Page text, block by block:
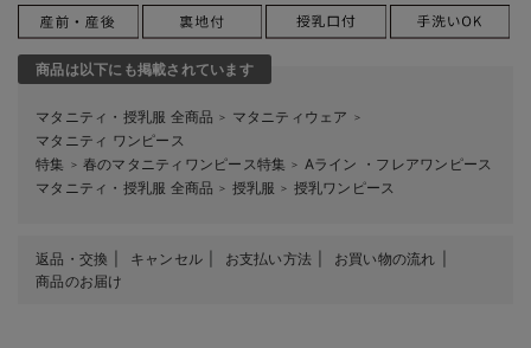
商品は以下にも掲載されています
マタニティ・授乳服 全商品 ＞ マタニティウェア ＞
マタニティ ワンピース
特集
＞ 春のマタニティワンピース特集 ＞ Aライン ・フレアワンピース
マタニティ・授乳服 全商品 ＞ 授乳服 ＞ 授乳ワンピース
返品・交換 キャンセル お支払い方法
お買い物の流れ
商品のお届け